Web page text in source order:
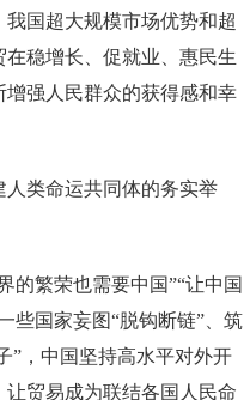
国超大规模市场优势和超
稳增长、促就业、惠民生
强人民群众的获得感和幸
类命运共同体的务实举
的繁荣也需要中国”“让中国
国家妄图“脱钩断链”、筑
”，中国坚持高水平对外开
贸易成为联结各国人民命